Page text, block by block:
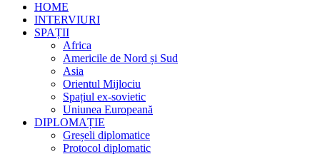
HOME
INTERVIURI
SPAȚII
Africa
Americile de Nord și Sud
Asia
Orientul Mijlociu
Spațiul ex-sovietic
Uniunea Europeană
DIPLOMAȚIE
Greșeli diplomatice
Protocol diplomatic